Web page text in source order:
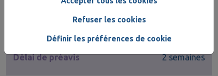
Délai de préavis
Ancienneté
3 < 6 mois
Délai de préavis
2 semaines
Refuser les cookies
Définir les préférences de cookie